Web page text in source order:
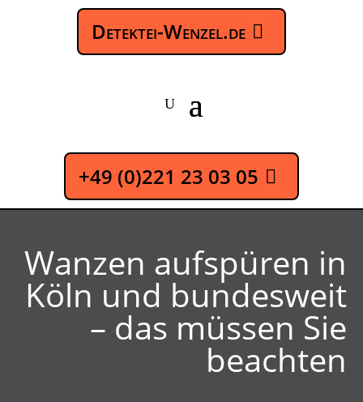
Detektei-Wenzel.de
+49 (0)221 23 03 05
Wanzen aufspüren in
Köln und bundesweit
– das müssen Sie
beachten